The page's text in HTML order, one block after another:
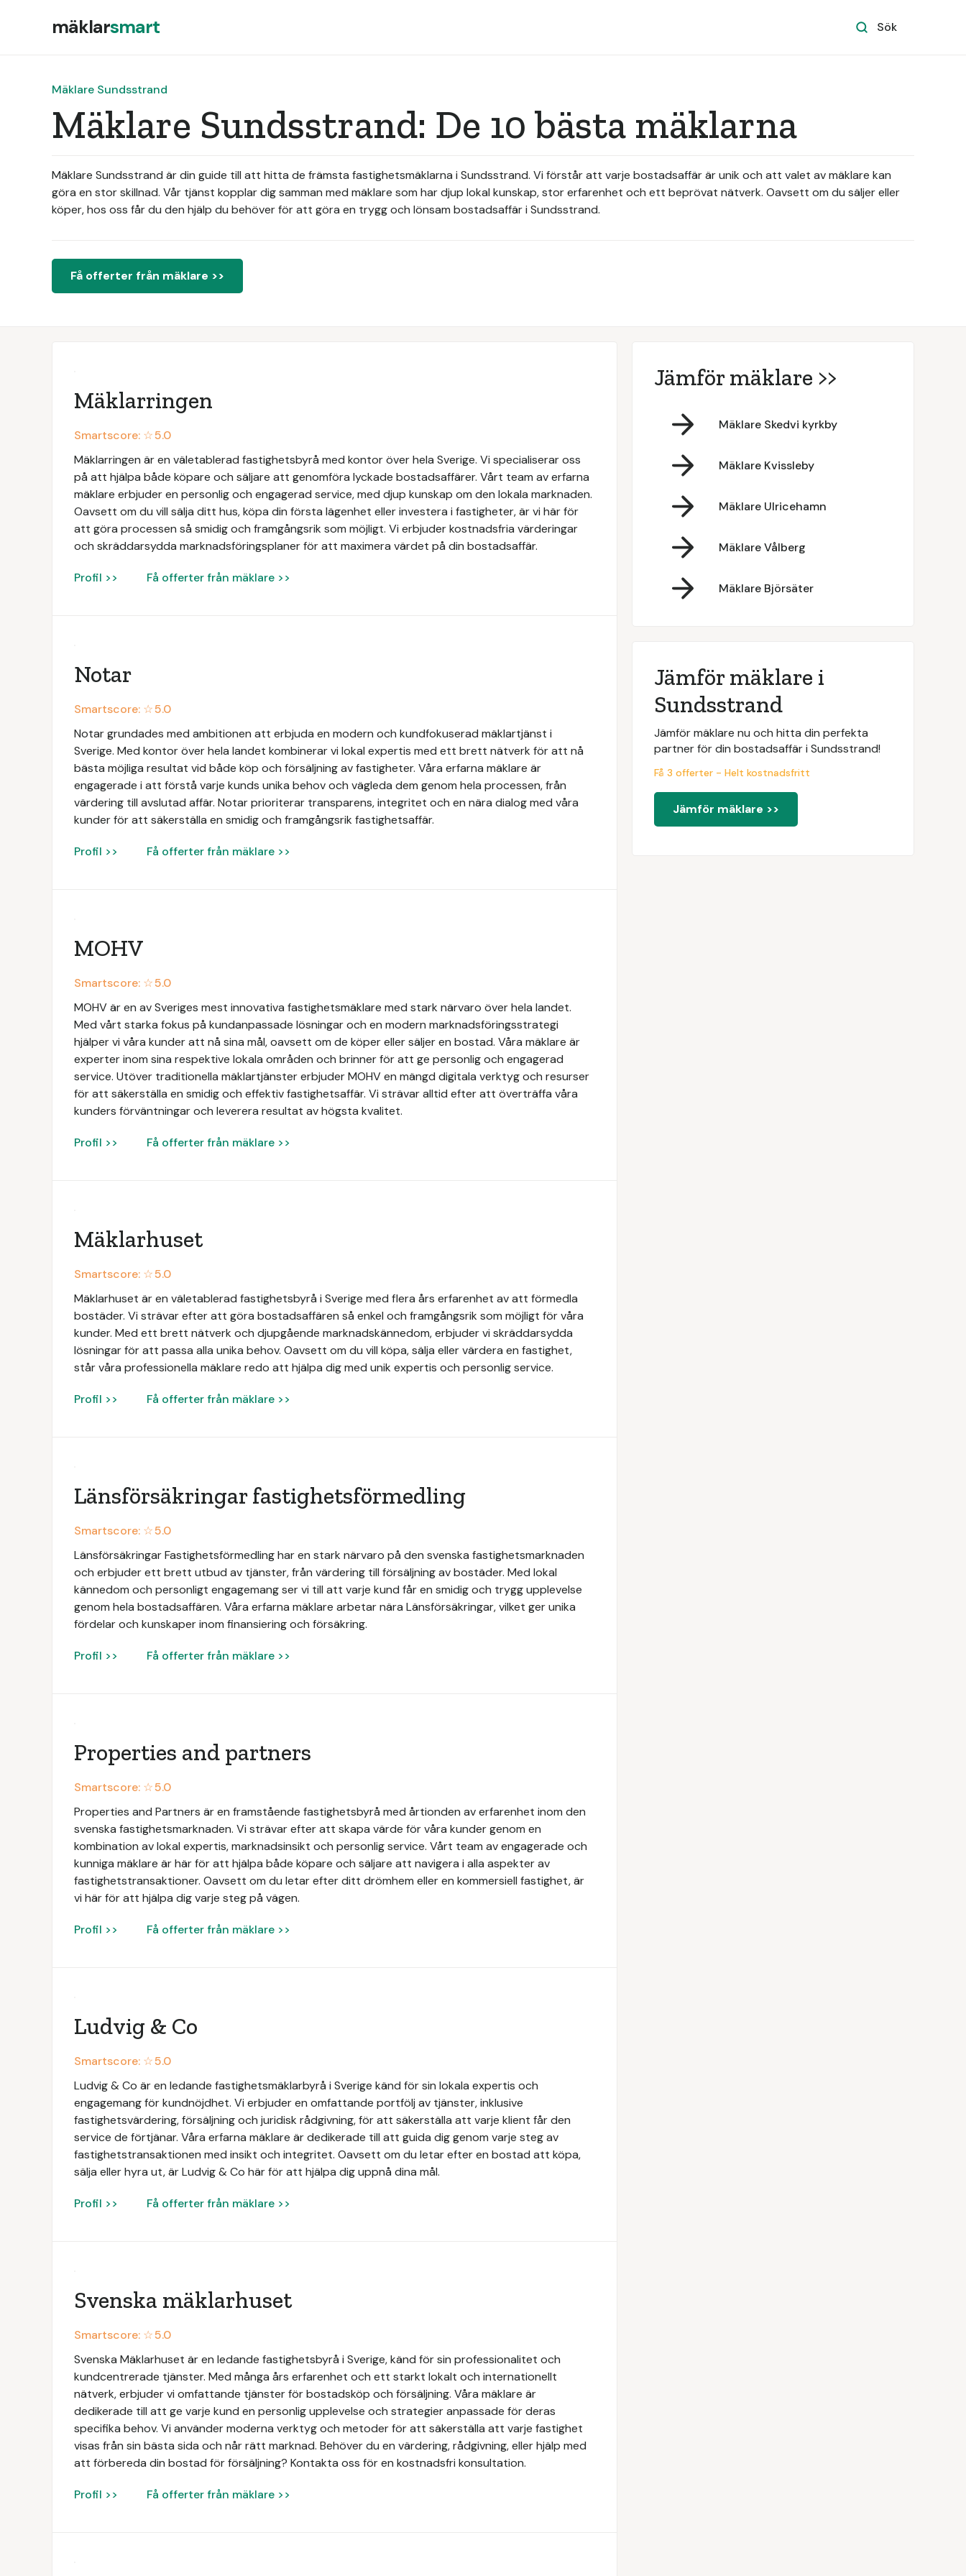
mäklarsmart Sök
Mäklare Sundsstrand
Mäklare Sundsstrand: De 10 bästa mäklarna
Mäklare Sundsstrand är din guide till att hitta de främsta fastighetsmäklarna i Sundsstrand. Vi förstår att varje bostadsaffär är unik och att valet av mäklare kan
göra en stor skillnad. Vår tjänst kopplar dig samman med mäklare som har djup lokal kunskap, stor erfarenhet och ett beprövat nätverk. Oavsett om du säljer eller
köper, hos oss får du den hjälp du behöver för att göra en trygg och lönsam bostadsaffär i Sundsstrand.
Få offerter från mäklare >>
Mäklarringen
Smartscore: ☆5.0
Mäklarringen är en väletablerad fastighetsbyrå med kontor över hela Sverige. Vi specialiserar oss
på att hjälpa både köpare och säljare att genomföra lyckade bostadsaffärer. Vårt team av erfarna
mäklare erbjuder en personlig och engagerad service, med djup kunskap om den lokala marknaden.
Oavsett om du vill sälja ditt hus, köpa din första lägenhet eller investera i fastigheter, är vi här för
att göra processen så smidig och framgångsrik som möjligt. Vi erbjuder kostnadsfria värderingar
och skräddarsydda marknadsföringsplaner för att maximera värdet på din bostadsaffär.
Profil >> Få offerter från mäklare >>
Notar
Smartscore: ☆5.0
Notar grundades med ambitionen att erbjuda en modern och kundfokuserad mäklartjänst i
Sverige. Med kontor över hela landet kombinerar vi lokal expertis med ett brett nätverk för att nå
bästa möjliga resultat vid både köp och försäljning av fastigheter. Våra erfarna mäklare är
engagerade i att förstå varje kunds unika behov och vägleda dem genom hela processen, från
värdering till avslutad affär. Notar prioriterar transparens, integritet och en nära dialog med våra
kunder för att säkerställa en smidig och framgångsrik fastighetsaffär.
Profil >> Få offerter från mäklare >>
MOHV
Smartscore: ☆5.0
MOHV är en av Sveriges mest innovativa fastighetsmäklare med stark närvaro över hela landet.
Med vårt starka fokus på kundanpassade lösningar och en modern marknadsföringsstrategi
hjälper vi våra kunder att nå sina mål, oavsett om de köper eller säljer en bostad. Våra mäklare är
experter inom sina respektive lokala områden och brinner för att ge personlig och engagerad
service. Utöver traditionella mäklartjänster erbjuder MOHV en mängd digitala verktyg och resurser
för att säkerställa en smidig och effektiv fastighetsaffär. Vi strävar alltid efter att överträffa våra
kunders förväntningar och leverera resultat av högsta kvalitet.
Profil >> Få offerter från mäklare >>
Mäklarhuset
Smartscore: ☆5.0
Mäklarhuset är en väletablerad fastighetsbyrå i Sverige med flera års erfarenhet av att förmedla
bostäder. Vi strävar efter att göra bostadsaffären så enkel och framgångsrik som möjligt för våra
kunder. Med ett brett nätverk och djupgående marknadskännedom, erbjuder vi skräddarsydda
lösningar för att passa alla unika behov. Oavsett om du vill köpa, sälja eller värdera en fastighet,
står våra professionella mäklare redo att hjälpa dig med unik expertis och personlig service.
Profil >> Få offerter från mäklare >>
Länsförsäkringar fastighetsförmedling
Smartscore: ☆5.0
Länsförsäkringar Fastighetsförmedling har en stark närvaro på den svenska fastighetsmarknaden
och erbjuder ett brett utbud av tjänster, från värdering till försäljning av bostäder. Med lokal
kännedom och personligt engagemang ser vi till att varje kund får en smidig och trygg upplevelse
genom hela bostadsaffären. Våra erfarna mäklare arbetar nära Länsförsäkringar, vilket ger unika
fördelar och kunskaper inom finansiering och försäkring.
Profil >> Få offerter från mäklare >>
Properties and partners
Smartscore: ☆5.0
Properties and Partners är en framstående fastighetsbyrå med årtionden av erfarenhet inom den
svenska fastighetsmarknaden. Vi strävar efter att skapa värde för våra kunder genom en
kombination av lokal expertis, marknadsinsikt och personlig service. Vårt team av engagerade och
kunniga mäklare är här för att hjälpa både köpare och säljare att navigera i alla aspekter av
fastighetstransaktioner. Oavsett om du letar efter ditt drömhem eller en kommersiell fastighet, är
vi här för att hjälpa dig varje steg på vägen.
Profil >> Få offerter från mäklare >>
Ludvig & Co
Smartscore: ☆5.0
Ludvig & Co är en ledande fastighetsmäklarbyrå i Sverige känd för sin lokala expertis och
engagemang för kundnöjdhet. Vi erbjuder en omfattande portfölj av tjänster, inklusive
fastighetsvärdering, försäljning och juridisk rådgivning, för att säkerställa att varje klient får den
service de förtjänar. Våra erfarna mäklare är dedikerade till att guida dig genom varje steg av
fastighetstransaktionen med insikt och integritet. Oavsett om du letar efter en bostad att köpa,
sälja eller hyra ut, är Ludvig & Co här för att hjälpa dig uppnå dina mål.
Profil >> Få offerter från mäklare >>
Svenska mäklarhuset
Smartscore: ☆5.0
Svenska Mäklarhuset är en ledande fastighetsbyrå i Sverige, känd för sin professionalitet och
kundcentrerade tjänster. Med många års erfarenhet och ett starkt lokalt och internationellt
nätverk, erbjuder vi omfattande tjänster för bostadsköp och försäljning. Våra mäklare är
dedikerade till att ge varje kund en personlig upplevelse och strategier anpassade för deras
specifika behov. Vi använder moderna verktyg och metoder för att säkerställa att varje fastighet
visas från sin bästa sida och når rätt marknad. Behöver du en värdering, rådgivning, eller hjälp med
att förbereda din bostad för försäljning? Kontakta oss för en kostnadsfri konsultation.
Profil >> Få offerter från mäklare >>
Jämför mäklare >>
Mäklare Skedvi kyrkby
Mäklare Kvissleby
Mäklare Ulricehamn
Mäklare Vålberg
Mäklare Björsäter
Jämför mäklare i
Sundsstrand
Jämför mäklare nu och hitta din perfekta
partner för din bostadsaffär i Sundsstrand!
Få 3 offerter - Helt kostnadsfritt
Jämför mäklare >>